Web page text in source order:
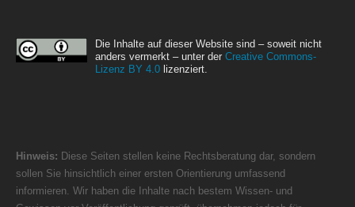
Die Inhalte auf dieser Website sind – soweit nicht
anders vermerkt – unter der Creative Commons-
Lizenz BY 4.0 lizenziert.
Hinweis: Diese Seiten stellen keine Rechtsberatung dar, sondern
sollen Sie hinsichtlich einer ersten Orientierung umfassend
informieren. Wir haben die Inhalte nach bestem Wissen- und